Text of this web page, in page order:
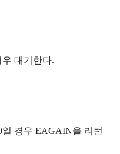
우 대기한다.
일 경우 EAGAIN을 리턴